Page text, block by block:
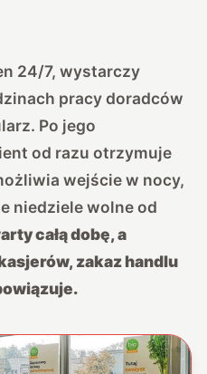
24/7, wystarczy
pracy doradców
Po jego
od razu otrzymuje
wejście w nocy,
niedziele wolne od
całą dobę, a
zakaz handlu